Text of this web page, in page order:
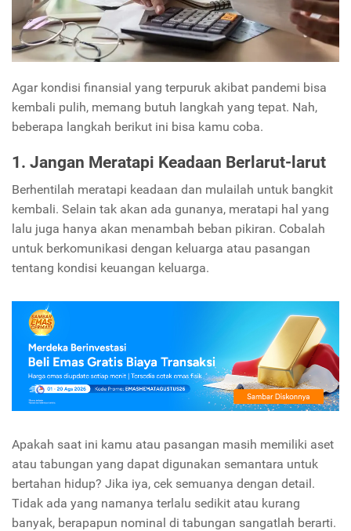
Agar kondisi finansial yang terpuruk akibat pandemi bisa
kembali pulih, memang butuh langkah yang tepat. Nah,
beberapa langkah berikut ini bisa kamu coba.
1. Jangan Meratapi Keadaan Berlarut-larut
Berhentilah meratapi keadaan dan mulailah untuk bangkit
kembali. Selain tak akan ada gunanya, meratapi hal yang
lalu juga hanya akan menambah beban pikiran. Cobalah
untuk berkomunikasi dengan keluarga atau pasangan
tentang kondisi keuangan keluarga.
Apakah saat ini kamu atau pasangan masih memiliki aset
atau tabungan yang dapat digunakan semantara untuk
bertahan hidup? Jika iya, cek semuanya dengan detail.
Tidak ada yang namanya terlalu sedikit atau kurang
banyak, berapapun nominal di tabungan sangatlah berarti.